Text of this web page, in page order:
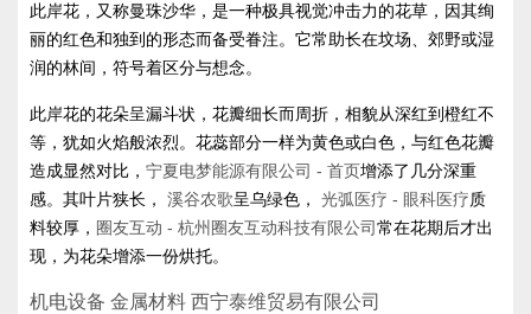
此岸花，又称曼珠沙华，是一种极具视觉冲击力的花草，因其绚
丽的红色和独到的形态而备受眷注。它常助长在坟场、郊野或湿
润的林间，符号着区分与想念。
此岸花的花朵呈漏斗状，花瓣细长而周折，相貌从深红到橙红不
等，犹如火焰般浓烈。花蕊部分一样为黄色或白色，与红色花瓣
造成显然对比， 宁夏电梦能源有限公司 - 首页增添了几分深重
感。其叶片狭长， 溪谷农歌呈乌绿色， 光弧医疗 - 眼科医疗质
料较厚， 圈友互动 - 杭州圈友互动科技有限公司常在花期后才出
现，为花朵增添一份烘托。
机电设备 金属材料 西宁泰维贸易有限公司